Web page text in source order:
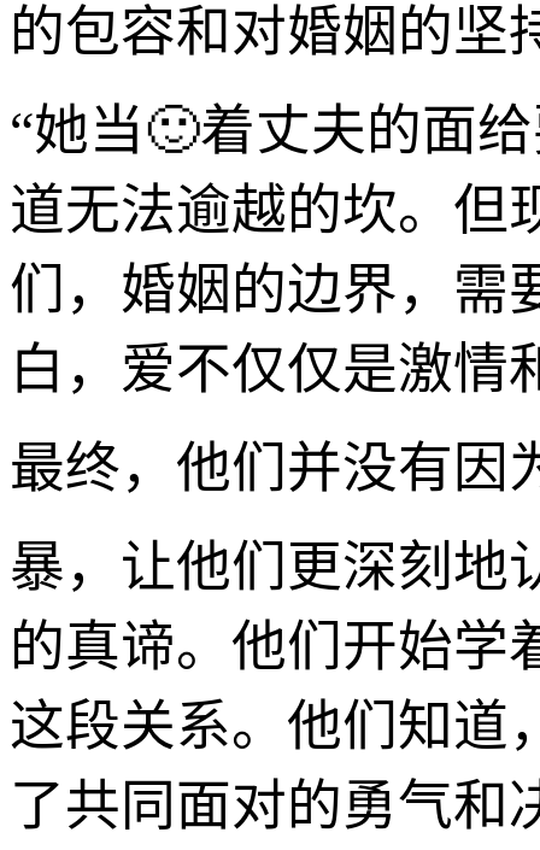
的包容和对婚姻的坚
“她当🙂着丈夫的面
道无法逾越的坎。但
们，婚姻的边界，需
白，爱不仅仅是激情
最终，他们并没有因
暴，让他们更深刻地
的真谛。他们开始学
这段关系。他们知道
了共同面对的勇气和